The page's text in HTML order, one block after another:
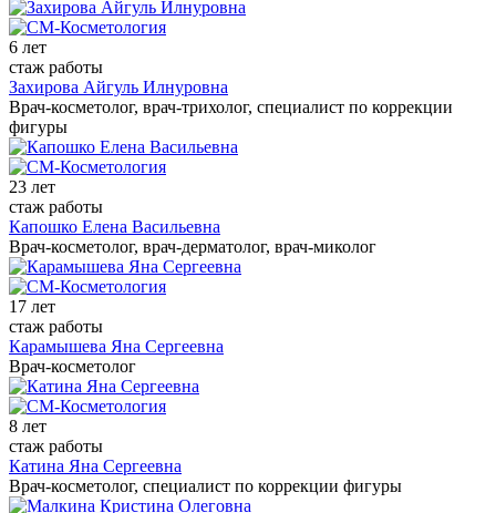
6 лет
стаж работы
Захирова Айгуль Илнуровна
Врач-косметолог, врач-трихолог, специалист по коррекции
фигуры
23 лет
стаж работы
Капошко Елена Васильевна
Врач-косметолог, врач-дерматолог, врач-миколог
17 лет
стаж работы
Карамышева Яна Сергеевна
Врач-косметолог
8 лет
стаж работы
Катина Яна Сергеевна
Врач-косметолог, специалист по коррекции фигуры